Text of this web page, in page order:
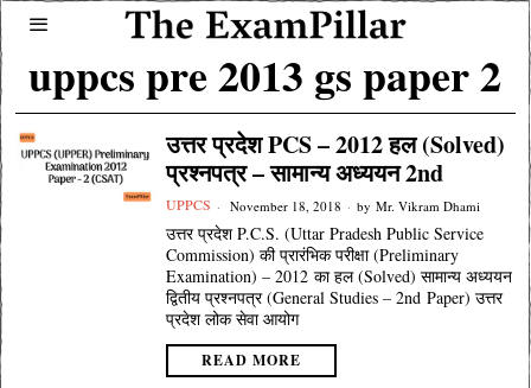
uppcs pre 2013 gs paper 2
उत्तर प्रदेश PCS – 2012 हल (Solved)
प्रश्नपत्र – सामान्य अध्ययन 2nd
UPPCS November 18, 2018 by Mr. Vikram Dhami
उत्तर प्रदेश P.C.S. (Uttar Pradesh Public Service
Commission) की प्रारंभिक परीक्षा (Preliminary
Examination) – 2012 का हल (Solved) सामान्य अध्ययन
द्वितीय प्रश्नपत्र (General Studies – 2nd Paper) उत्तर
प्रदेश लोक सेवा आयोग
READ MORE